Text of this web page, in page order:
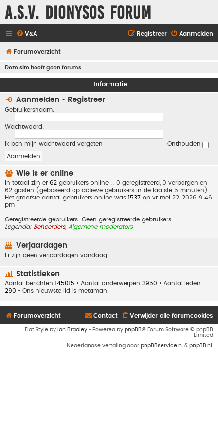
A.S.V. Dionysos Forum
V&A Aanmelden
Registreer
Forumoverzicht
Deze site heeft geen forums.
Informatie
Aanmelden • Registreer
Gebruikersnaam:
Wachtwoord:
Ik ben mijn wachtwoord vergeten Onthouden
Wie is er online
In totaal zijn er 62 gebruikers online :: 0 geregistreerd, 0 verborgen en
62 gasten (gebaseerd op actieve gebruikers in de laatste 5 minuten)
Het grootste aantal gebruikers online was 1537 op vr mei 22, 2026 9:46
pm
Geregistreerde gebruikers: Geen geregistreerde gebruikers
Legenda: Beheerders, Algemene moderators
Verjaardagen
Er zijn geen verjaardagen vandaag.
Statistieken
Aantal berichten 145015 • Aantal onderwerpen 3950 • Aantal leden
290 • Ons nieuwste lid is metaman
Forumoverzicht Verwijder alle forumcookies
Contact
Flat Style by Ian Bradley • Powered by phpBB® Forum Software © phpBB
Limited
Nederlandse vertaling door phpBBservice.nl & phpBB.nl